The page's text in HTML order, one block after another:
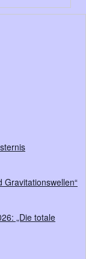
Gravitationswellen“
„Die totale